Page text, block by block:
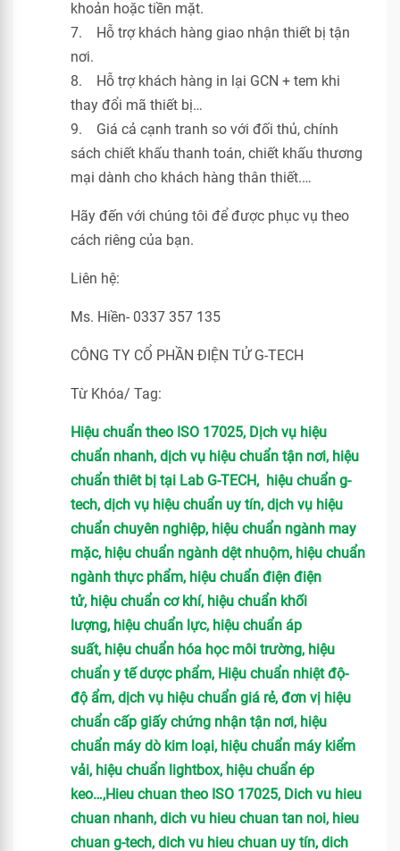
khoản hoặc tiền mặt.
7. Hỗ trợ khách hàng giao nhận thiết bị tận
nơi.
8. Hỗ trợ khách hàng in lại GCN + tem khi
thay đổi mã thiết bị…
9. Giá cả cạnh tranh so với đối thủ, chính
sách chiết khấu thanh toán, chiết khấu thương
mại dành cho khách hàng thân thiết.…
Hãy đến với chúng tôi để được phục vụ theo
cách riêng của bạn.
Liên hệ:
Ms. Hiền- 0337 357 135
CÔNG TY CỔ PHẦN ĐIỆN TỬ G-TECH
Từ Khóa/ Tag:
Hiệu chuẩn theo ISO 17025, Dịch vụ hiệu
chuẩn nhanh, dịch vụ hiệu chuẩn tận nơi, hiệu
chuẩn thiêt bị tại Lab G-TECH, hiệu chuẩn g-
tech, dịch vụ hiệu chuẩn uy tín, dịch vụ hiệu
chuẩn chuyên nghiệp, hiệu chuẩn ngành may
mặc, hiệu chuẩn ngành dệt nhuộm, hiệu chuẩn
ngành thực phẩm, hiệu chuẩn điện điện
tử, hiệu chuẩn cơ khí, hiệu chuẩn khối
lượng, hiệu chuẩn lực, hiệu chuẩn áp
suất, hiệu chuẩn hóa học môi trường, hiệu
chuẩn y tế dược phẩm, Hiệu chuẩn nhiệt độ-
độ ẩm, dịch vụ hiệu chuẩn giá rẻ, đơn vị hiệu
chuẩn cấp giấy chứng nhận tận nơi, hiệu
chuẩn máy dò kim loại, hiệu chuẩn máy kiểm
vải, hiệu chuẩn lightbox, hiệu chuẩn ép
keo…,Hieu chuan theo ISO 17025, Dich vu hieu
chuan nhanh, dich vu hieu chuan tan noi, hieu
chuan g-tech, dich vu hieu chuan uy tín, dich